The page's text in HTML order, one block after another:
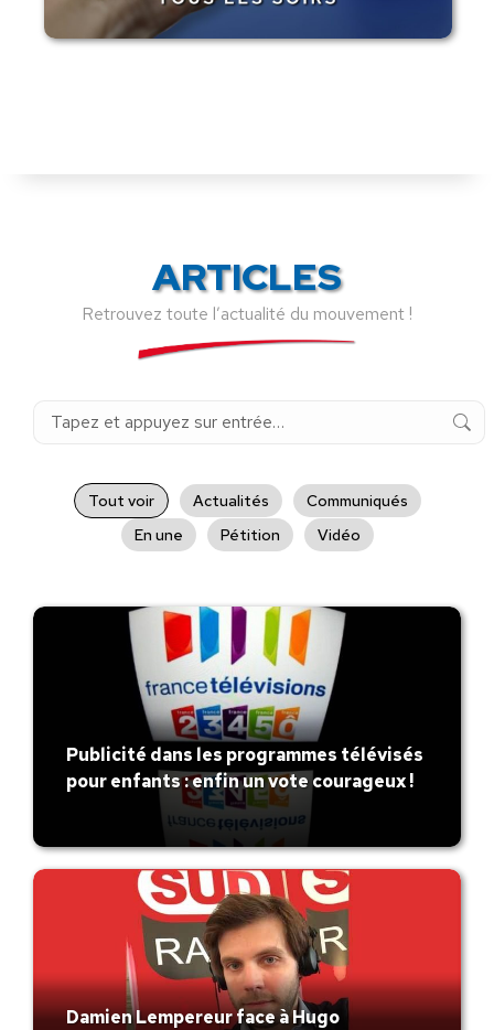
ARTICLES
Retrouvez toute l’actualité du mouvement !
Recherche
Tout voir Actualités
Communiqués
En une
Pétition Vidéo
Publicité dans les programmes télévisés
pour enfants : enfin un vote courageux !
Damien Lempereur face à Hugo